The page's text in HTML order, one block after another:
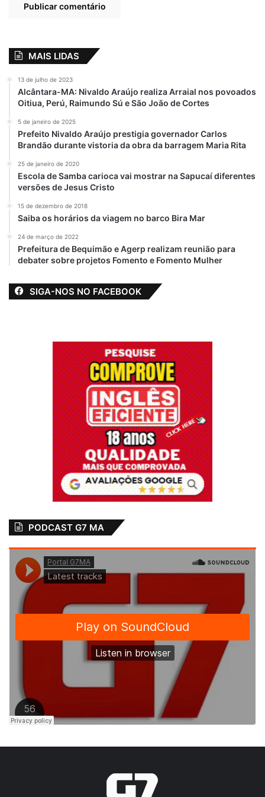
Minha felicidade em participar
que nesse momento discursa em
sua posse.
AGORA A CÂMARA TERÁ VOZ!
pic.twitter.com/zfm2cIRRNQ
— Flordelis (@depflordelis)
February 2, 2021
Flordelis tem um processo aberto contra si
no Conselho de Ética da Câmara dos
Deputados por conta do seu envolvimento
no assassinato do marido, que era pastor
evangélico, assim como a deputada. O
crime ocorreu na casa da família e teria o
envolvimento de alguns dos 55 filhos
biológicos e adotivos da parlamentar. No
foro privilegiado.
O pedido de investigação – que pode
resultar na cassação do mandato da pastora
por quebra de decoro parlamentar – foi
enviado ao Conselho de Ética pela Mesa
Diretora antiga, comandada por Maia. Ainda
não está definido como a nova composição
do comando da Câmara tratará o caso.
Edson Sardinha
Deputada Federal Fake News
MAIS LIDAS
13 de julho de 2023
Alcântara-MA: Nivaldo Araújo realiza Arraial nos povoados
Oitiua, Perú, Raimundo Sú e São João de Cortes
5 de janeiro de 2025
Prefeito Nivaldo Araújo prestigia governador Carlos
Brandão durante vistoria da obra da barragem Maria Rita
25 de janeiro de 2020
Escola de Samba carioca vai mostrar na Sapucaí diferentes
versões de Jesus Cristo
15 de dezembro de 2018
Saiba os horários da viagem no barco Bira Mar
24 de março de 2022
Prefeitura de Bequimão e Agerp realizam reunião para
debater sobre projetos Fomento e Fomento Mulher
SIGA-NOS NO FACEBOOK
PODCAST G7 MA